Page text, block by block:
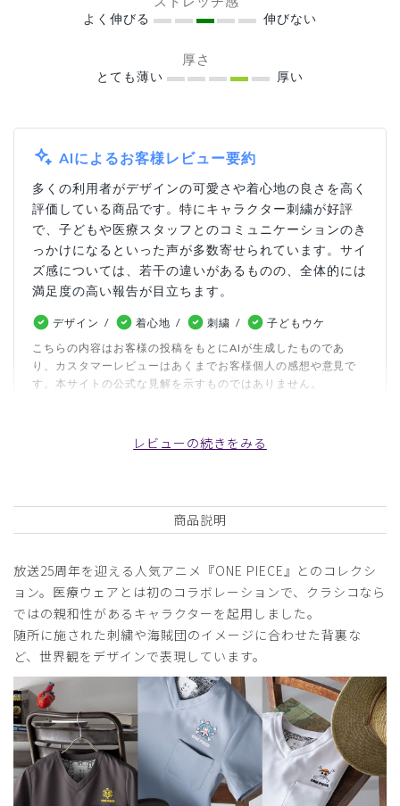
よく伸びる 伸びない
厚さ
とても薄い 厚い
AIによるお客様レビュー要約
多くの利用者がデザインの可愛さや着心地の良さを高く
評価している商品です。特にキャラクター刺繍が好評
で、子どもや医療スタッフとのコミュニケーションのき
っかけになるといった声が多数寄せられています。サイ
ズ感については、若干の違いがあるものの、全体的には
満足度の高い報告が目立ちます。
デザイン 着心地 刺繍
子どもウケ
こちらの内容はお客様の投稿をもとにAIが生成したものであ
り、カスタマーレビューはあくまでお客様個人の感想や意見で
す。本サイトの公式な見解を示すものではありません。
評価順 いいね数順
購入確認済み
2026-06-26
サイズ感小さめ
大きめ
ストレッチ感
よく伸びる
伸びない
厚さとても薄い 厚い
ゆったり着れて良かったです。XSだと少しピッタリで、Sだ
と大きめでした。
特に、ズボンが。
商品：R59Scrub Canvas Club:ONE PIECEスクラブト
ップス(男女兼用)/トラファルガー・ロー/S
レビューの続きをみる
商品説明
放送25周年を迎える人気アニメ『ONE PIECE』とのコレクシ
ョン。医療ウェアとは初のコラボレーションで、クラシコなら
ではの親和性があるキャラクターを起用しました。
随所に施された刺繍や海賊団のイメージに合わせた背裏な
ど、世界観をデザインで表現しています。